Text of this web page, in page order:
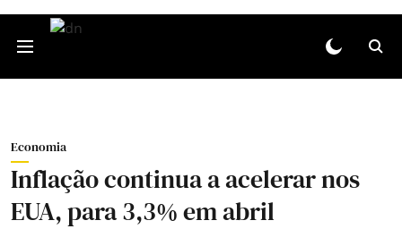
Economia
Inflação continua a acelerar nos
EUA, para 3,3% em abril